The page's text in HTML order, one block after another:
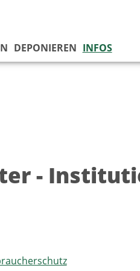
DEPONIEREN INFOS
-